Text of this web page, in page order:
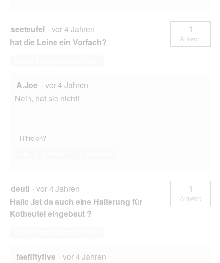
seeteufel · vor 4 Jahren
hat die Leine ein Vorfach?
1
Antwort
A.Joe · vor 4 Jahren
Nein, hat sie nicht!
Hilfreich?
deuti · vor 4 Jahren
Hallo .Ist da auch eine Halterung für
Kotbeutel eingebaut ?
1
Antwort
faefiftyfive · vor 4 Jahren